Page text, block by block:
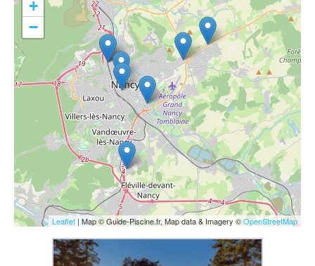
+
−
Leaflet | Map © Guide-Piscine.fr, Map data & Imagery ©OpenStreetMap